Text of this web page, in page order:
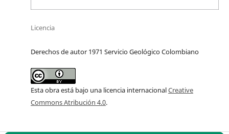
Licencia
Derechos de autor 1971 Servicio Geológico Colombiano
Esta obra está bajo una licencia internacionalCreative
Commons Atribución 4.0.